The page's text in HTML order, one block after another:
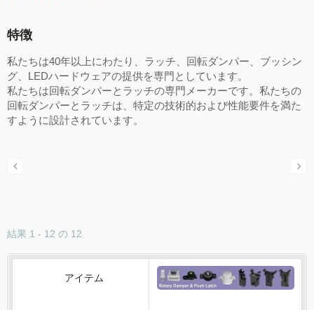
特徴
私たちは40年以上にわたり、ラッチ、回転ダンパー、ブッシン
グ、LEDハードウェアの提供を専門としています。
私たちは回転ダンパーとラッチの専門メーカーです。私たちの
回転ダンパーとラッチは、特定の技術的および性能要件を満た
すように設計されています。
結果 1 - 12 の 12